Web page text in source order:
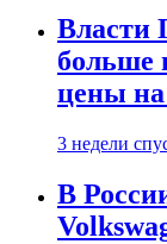
Власти
больше
цены
3 недели
В